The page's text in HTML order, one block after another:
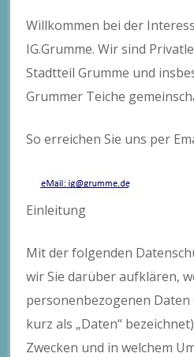
Willkommen bei der
IG.Grumme. Wir sind
Stadtteil Grumme und
Grummer Teiche
So erreichen Sie uns per
Einleitung
Mit der folgenden
wir Sie darüber aufklären,
personenbezogenen Daten
kurz als „Daten“
Zwecken und in welchem